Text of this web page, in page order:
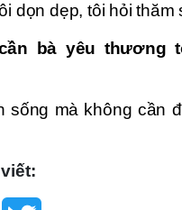
dọn dẹp, tôi hỏi
bà yêu thương
sống mà không cần